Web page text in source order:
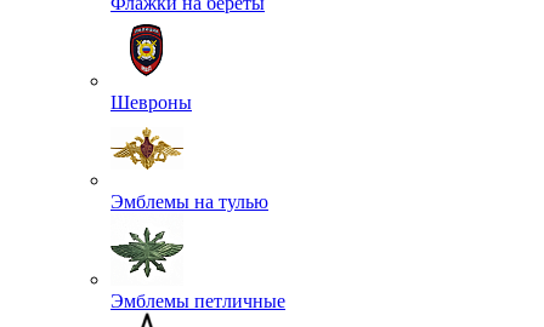
Шевроны
Эмблемы на тулью
Эмблемы петличные